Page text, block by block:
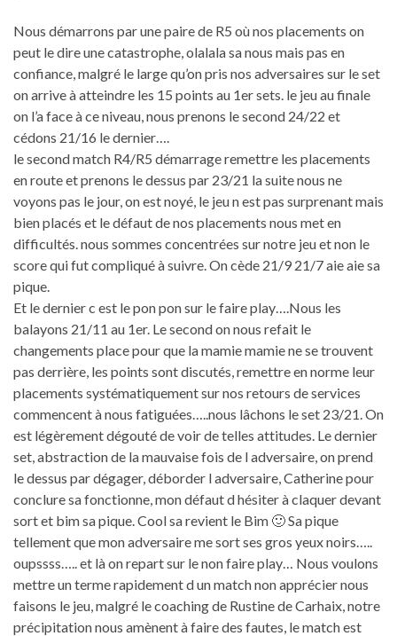
Nous démarrons par une paire de R5 où nos placements on
peut le dire une catastrophe, olalala sa nous mais pas en
confiance, malgré le large qu’on pris nos adversaires sur le set
on arrive à atteindre les 15 points au 1er sets. le jeu au finale
on l’a face à ce niveau, nous prenons le second 24/22 et
cédons 21/16 le dernier….
le second match R4/R5 démarrage remettre les placements
en route et prenons le dessus par 23/21 la suite nous ne
voyons pas le jour, on est noyé, le jeu n est pas surprenant mais
bien placés et le défaut de nos placements nous met en
difficultés. nous sommes concentrées sur notre jeu et non le
score qui fut compliqué à suivre. On cède 21/9 21/7 aie aie sa
pique.
Et le dernier c est le pon pon sur le faire play….Nous les
balayons 21/11 au 1er. Le second on nous refait le
changements place pour que la mamie mamie ne se trouvent
pas derrière, les points sont discutés, remettre en norme leur
placements systématiquement sur nos retours de services
commencent à nous fatiguées…..nous lâchons le set 23/21. On
est légèrement dégouté de voir de telles attitudes. Le dernier
set, abstraction de la mauvaise fois de l adversaire, on prend
le dessus par dégager, déborder l adversaire, Catherine pour
conclure sa fonctionne, mon défaut d hésiter à claquer devant
sort et bim sa pique. Cool sa revient le Bim 🙂 Sa pique
tellement que mon adversaire me sort ses gros yeux noirs…..
oupssss….. et là on repart sur le non faire play… Nous voulons
mettre un terme rapidement d un match non apprécier nous
faisons le jeu, malgré le coaching de Rustine de Carhaix, notre
précipitation nous amènent à faire des fautes, le match est